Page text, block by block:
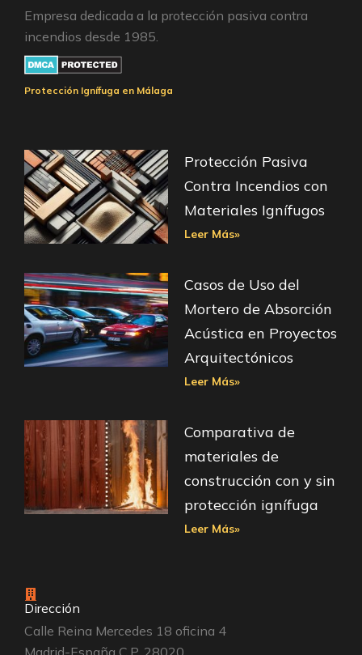
Empresa dedicada a la protección pasiva contra
incendios desde 1985.
Protección Ignífuga en Málaga
Protección Pasiva
Contra Incendios con
Materiales Ignífugos
Leer Más»
Casos de Uso del
Mortero de Absorción
Acústica en Proyectos
Arquitectónicos
Leer Más»
Comparativa de
materiales de
construcción con y sin
protección ignífuga
Leer Más»
Dirección
Calle Reina Mercedes 18 oficina 4